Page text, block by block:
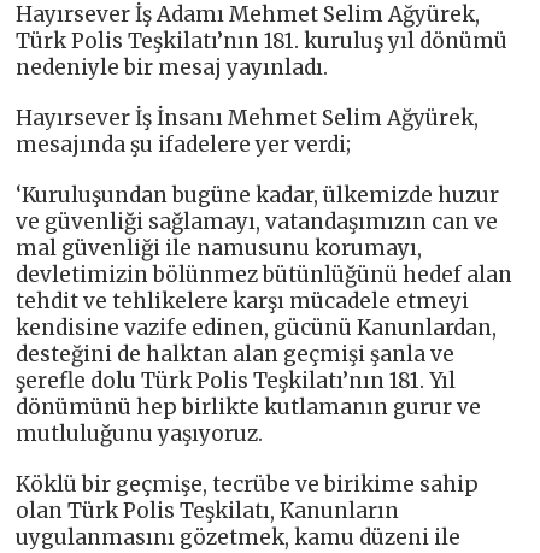
Hayırsever İş Adamı Mehmet Selim Ağyürek,
Türk Polis Teşkilatı’nın 181. kuruluş yıl dönümü
nedeniyle bir mesaj yayınladı.
Hayırsever İş İnsanı Mehmet Selim Ağyürek,
mesajında şu ifadelere yer verdi;
‘Kuruluşundan bugüne kadar, ülkemizde huzur
ve güvenliği sağlamayı, vatandaşımızın can ve
mal güvenliği ile namusunu korumayı,
devletimizin bölünmez bütünlüğünü hedef alan
tehdit ve tehlikelere karşı mücadele etmeyi
kendisine vazife edinen, gücünü Kanunlardan,
desteğini de halktan alan geçmişi şanla ve
şerefle dolu Türk Polis Teşkilatı’nın 181. Yıl
dönümünü hep birlikte kutlamanın gurur ve
mutluluğunu yaşıyoruz.
Köklü bir geçmişe, tecrübe ve birikime sahip
olan Türk Polis Teşkilatı, Kanunların
uygulanmasını gözetmek, kamu düzeni ile